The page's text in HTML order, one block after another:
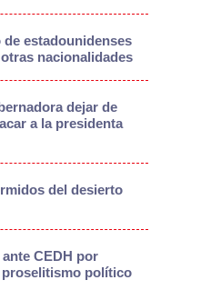
de estadounidenses
nacionalidades
dejar de
a la presidenta
del desierto
CEDH por
político